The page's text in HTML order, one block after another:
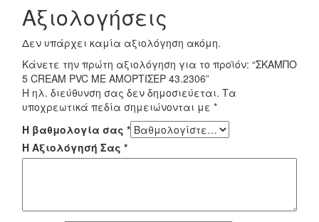
Αξιολογήσεις
Δεν υπάρχει καμία αξιολόγηση ακόμη.
Κάνετε την πρώτη αξιολόγηση για το προϊόν: “ΣΚΑΜΠΟ
5 CREAM PVC ΜΕ ΑΜΟΡΤΙΣΕΡ 43.2306”
Η ηλ. διεύθυνση σας δεν δημοσιεύεται. Τα
υποχρεωτικά πεδία σημειώνονται με *
Η βαθμολογία σας *
Η Αξιολόγησή Σας *